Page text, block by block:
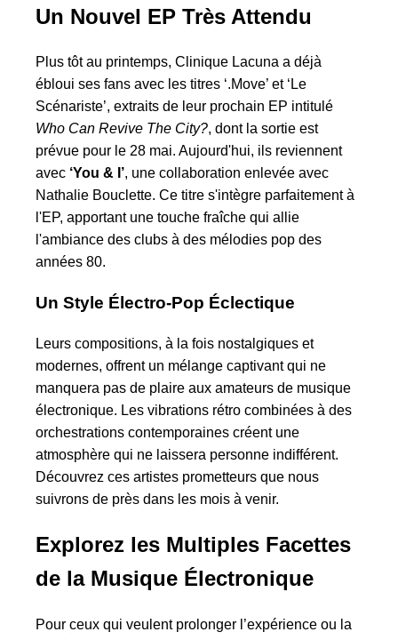
Un Nouvel EP Très Attendu
Plus tôt au printemps, Clinique Lacuna a déjà
ébloui ses fans avec les titres ‘.Move’ et ‘Le
Scénariste’, extraits de leur prochain EP intitulé
Who Can Revive The City?, dont la sortie est
prévue pour le 28 mai. Aujourd'hui, ils reviennent
avec ‘You & I’, une collaboration enlevée avec
Nathalie Bouclette. Ce titre s'intègre parfaitement à
l'EP, apportant une touche fraîche qui allie
l'ambiance des clubs à des mélodies pop des
années 80.
Un Style Électro-Pop Éclectique
Leurs compositions, à la fois nostalgiques et
modernes, offrent un mélange captivant qui ne
manquera pas de plaire aux amateurs de musique
électronique. Les vibrations rétro combinées à des
orchestrations contemporaines créent une
atmosphère qui ne laissera personne indifférent.
Découvrez ces artistes prometteurs que nous
suivrons de près dans les mois à venir.
Explorez les Multiples Facettes
de la Musique Électronique
Pour ceux qui veulent prolonger l’expérience ou la